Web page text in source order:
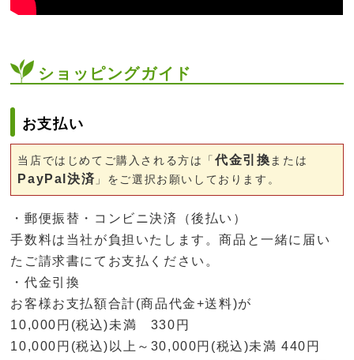
ショッピングガイド
お支払い
当店ではじめてご購入される方は「代金引換 または
PayPal決済 」をご選択お願いしております。
・郵便振替・コンビニ決済（後払い）
手数料は当社が負担いたします。商品と一緒に届い
たご請求書にてお支払ください。
・代金引換
お客様お支払額合計(商品代金+送料)が
10,000円(税込)未満 330円
10,000円(税込)以上～30,000円(税込)未満 440円